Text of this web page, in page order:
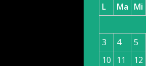
L Ma Mi
3
4 5
10
11 12